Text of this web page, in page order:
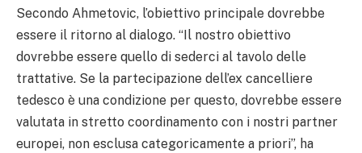
Secondo Ahmetovic, l’obiettivo principale dovrebbe
essere il ritorno al dialogo. “Il nostro obiettivo
dovrebbe essere quello di sederci al tavolo delle
trattative. Se la partecipazione dell’ex cancelliere
tedesco è una condizione per questo, dovrebbe essere
valutata in stretto coordinamento con i nostri partner
europei, non esclusa categoricamente a priori”, ha